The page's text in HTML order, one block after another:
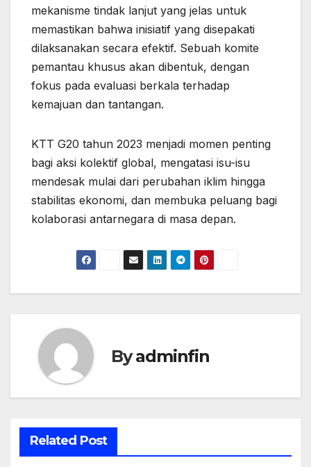
mekanisme tindak lanjut yang jelas untuk
memastikan bahwa inisiatif yang disepakati
dilaksanakan secara efektif. Sebuah komite
pemantau khusus akan dibentuk, dengan
fokus pada evaluasi berkala terhadap
kemajuan dan tantangan.
KTT G20 tahun 2023 menjadi momen penting
bagi aksi kolektif global, mengatasi isu-isu
mendesak mulai dari perubahan iklim hingga
stabilitas ekonomi, dan membuka peluang bagi
kolaborasi antarnegara di masa depan.
Byadminfin
Related Post